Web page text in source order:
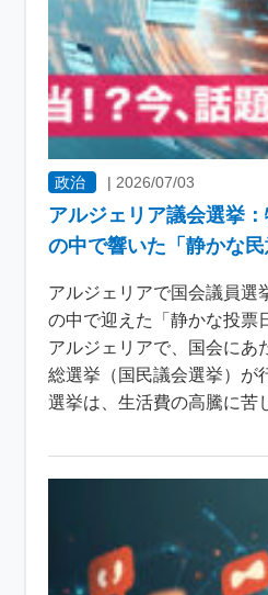
政治 |2026/07/03
アルジェリア議会選挙
の中で響いた「静かな民
アルジェリアで国会議員
の中で迎えた「静かな投票
アルジェリアで、国会にあ
総選挙（国民議会選挙）が
選挙は、生活費の高騰に苦